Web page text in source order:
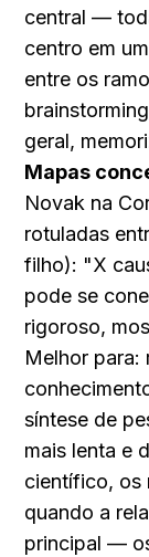
central —
centro em
entre os
Mapas
Novak na
rotuladas
filho): "X
pode se
rigoroso,
Melhor para:
síntese de
mais lenta e
científico, os
quando a
principal —